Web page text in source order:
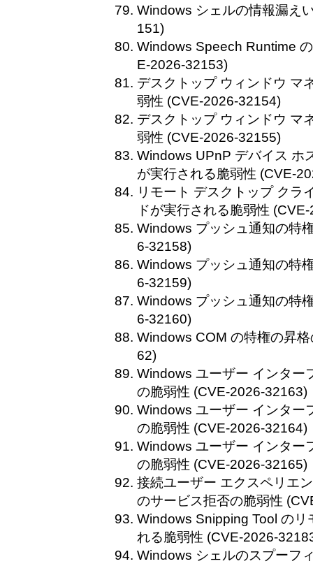
Windows シェルの情報漏え
151)
Windows Speech Runtime
E-2026-32153)
デスクトップ ウィンドウ マ
弱性 (CVE-2026-32154)
デスクトップ ウィンドウ マ
弱性 (CVE-2026-32155)
Windows UPnP デバイス ホ
が実行される脆弱性 (CVE-
リモート デスクトップ クラ
ドが実行される脆弱性
Windows プッシュ通知の特
6-32158)
Windows プッシュ通知の特
6-32159)
Windows プッシュ通知の特
6-32160)
Windows COM の特権の昇
62)
Windows ユーザー インター
の脆弱性 (CVE-2026-32163)
Windows ユーザー インター
の脆弱性 (CVE-2026-32164)
Windows ユーザー インター
の脆弱性 (CVE-2026-32165)
接続ユーザー エクスペリエ
のサービス拒否の脆弱性
Windows Snipping Tool のリ
れる脆弱性 (CVE-2026-
Windows シェルのスプーフ